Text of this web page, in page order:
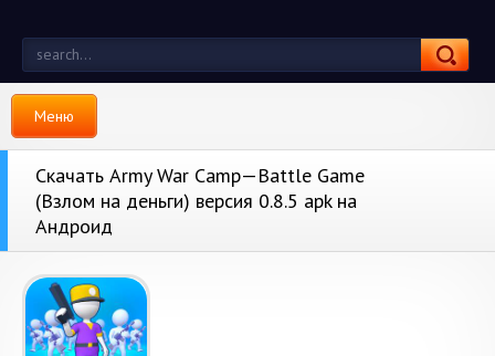
Меню
Скачать Army War Camp—Battle Game
(Взлом на деньги) версия 0.8.5 apk на
Андроид